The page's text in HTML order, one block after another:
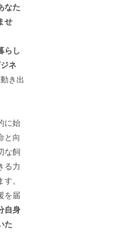
なた
せ
らし
ネ
き出
に始
と向
な飼
る力
。
を届
自身
た